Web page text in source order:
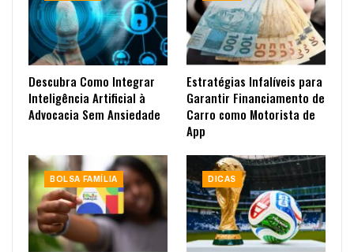
Descubra Como Integrar
Inteligência Artificial à
Advocacia Sem Ansiedade
Estratégias Infalíveis para
Garantir Financiamento de
Carro como Motorista de
App
BOLSA FAMÍLIA DICAS